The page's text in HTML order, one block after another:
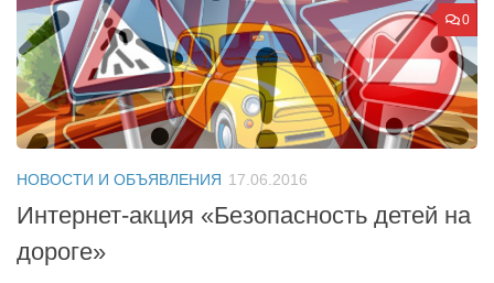
0
НОВОСТИ И ОБЪЯВЛЕНИЯ 17.06.2016
Интернет-акция «Безопасность детей на
дороге»